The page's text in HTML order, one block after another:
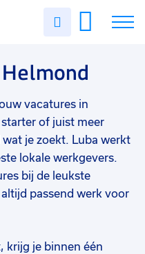
Uren
vacatures in
of juist meer
je zoekt. Luba werkt
lokale werkgevers.
bij de leukste
passend werk voor
krijg je binnen één